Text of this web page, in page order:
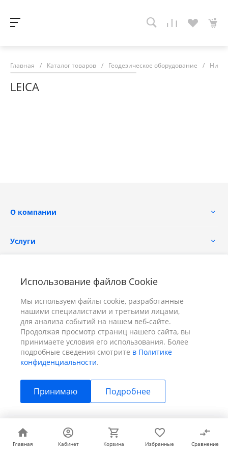
Использование файлов Cookie
Мы используем файлы cookie, разработанные
нашими специалистами и третьими лицами,
для анализа событий на нашем веб-сайте.
Продолжая просмотр страниц нашего сайта, вы
принимаете условия его использования. Более
подробные сведения смотрите в Политике
конфиденциальности.
Принимаю Подробнее
Главная Кабинет Корзина Избранные Сравнение
Главная Кабинет Корзина Избранные Сравнение
Главная / Каталог товаров / Геодезическое оборудование /
LEICA
О компании
Услуги
+7 (391) 298-00-11 Заказать звонок
г. Красноярск, пер. Телевизорный 9 "А" ООО "ПРИЗМ"
© 2026 ПРИЗМ, Все права защищены